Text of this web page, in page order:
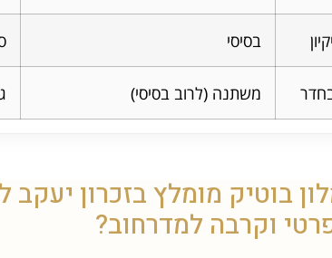
בסיסי
משתנה (לרוב בסיסי)
בוטיק מומלץ בזכרון
וקרבה למדרחוב?